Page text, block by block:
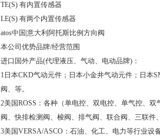
TE(S) 有内置传感器
LE(S) 有两个内置传感器
atos中国|意大利阿托斯比例方向阀
本公司优势品牌/经营范围
进口国外产品(代理液压、气动、电动品牌)：
1日本CKD气动元件；日本小金井气动元件；日本
阀、等。
2美国ROSS：各种（单电控、双电控、单气控、
阀、快排检测阀、梭阀、排气阀、联合阀、三联件
3美国VERSA/ASCO：石油、化工、电力等行业设